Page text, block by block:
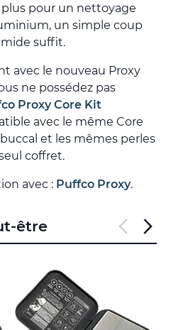
pour un nettoyage
un simple coup
suffit.
avec le nouveau Proxy
ne possédez pas
Proxy Core Kit
avec le même Core
et les mêmes perles
coffret.
avec : Puffco Proxy.
être